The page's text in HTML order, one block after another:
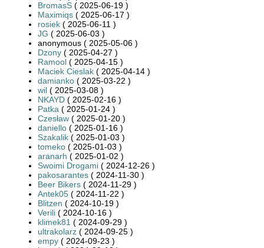
BromasS ( 2025-06-19 )
Maximiqs ( 2025-06-17 )
rosiek ( 2025-06-11 )
JG ( 2025-06-03 )
anonymous ( 2025-05-06 )
Dzony ( 2025-04-27 )
Ramool ( 2025-04-15 )
Maciek Cieslak ( 2025-04-14 )
damianko ( 2025-03-22 )
wil ( 2025-03-08 )
NKAYD ( 2025-02-16 )
Patka ( 2025-01-24 )
Czesław ( 2025-01-20 )
daniello ( 2025-01-16 )
Szakalik ( 2025-01-03 )
tomeko ( 2025-01-03 )
aranarh ( 2025-01-02 )
Swoimi Drogami ( 2024-12-26 )
pakosarantes ( 2024-11-30 )
Beer Bikers ( 2024-11-29 )
Antek05 ( 2024-11-22 )
Blitzen ( 2024-10-19 )
Verili ( 2024-10-16 )
klimek81 ( 2024-09-29 )
ultrakolarz ( 2024-09-25 )
empy ( 2024-09-23 )